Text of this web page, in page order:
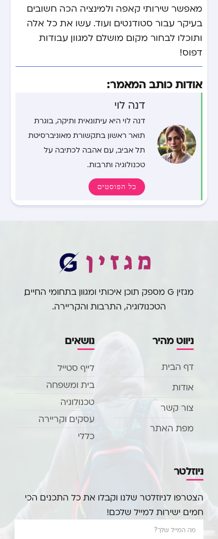
מאפשר שירותי קאפה ולמינציה הכה חשובים
בעיקר עבור סטודנטים ועוד. עשו את כל אלה
ותוכלו לבחור מקום מושלם למגוון עבודות
דפוס!
אודות כותב המאמר:
דנה לוי
דנה לוי היא עיתונאית ותיקה, בוגרת
תואר ראשון בתקשורת מאוניברסיטת
תל אביב, עם אהבה לכתיבה על
טכנולוגיה ותרבות.
כל הפוסטים
מגזין G מספק תוכן איכותי ומגוון בתחומי החיים,
הטכנולוגיה, התרבות והקריירה.
ניווט מהיר
דף הבית
אודות
צור קשר
מפת האתר
נושאים
לייף סטייל
בית ומשפחה
טכנולוגיה
עסקים וקריירה
כללי
ניוזלטר
הצטרפו לניוזלטר שלנו וקבלו את כל התכנים הכי
חמים ישירות למייל שלכם!